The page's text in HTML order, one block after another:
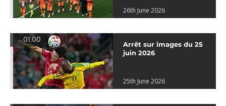
26th June 2026
01:00
Arrêt sur images du 25
juin 2026
25th June 2026